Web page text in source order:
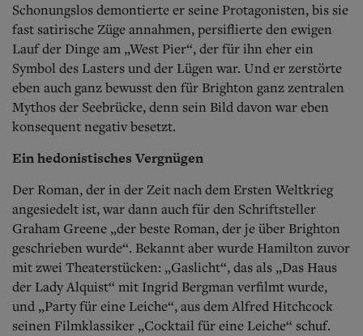
Schonungslos demontierte er seine Protagonisten, bis sie
fast satirische Züge annahmen, persiflierte den ewigen
Lauf der Dinge am „West Pier“, der für ihn eher ein
Symbol des Lasters und der Lügen war. Und er zerstörte
eben auch ganz bewusst den für Brighton ganz zentralen
Mythos der Seebrücke, denn sein Bild davon war eben
konsequent negativ besetzt.
Ein hedonistisches Vergnügen
Der Roman, der in der Zeit nach dem Ersten Weltkrieg
angesiedelt ist, war dann auch für den Schriftsteller
Graham Greene „der beste Roman, der je über Brighton
geschrieben wurde“. Bekannt aber wurde Hamilton zuvor
mit zwei Theaterstücken: „Gaslicht“, das als „Das Haus
der Lady Alquist“ mit Ingrid Bergman verfilmt wurde,
und „Party für eine Leiche“, aus dem Alfred Hitchcock
seinen Filmklassiker „Cocktail für eine Leiche“ schuf.